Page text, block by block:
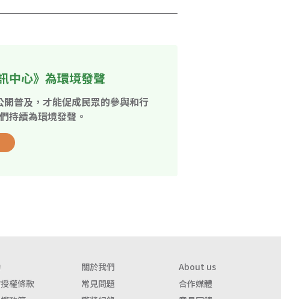
中心》為環境發聲
開普及，才能促成民眾的參與和行
持續為環境發聲。
關於我們
About us
權條款 常見問題
合作媒體